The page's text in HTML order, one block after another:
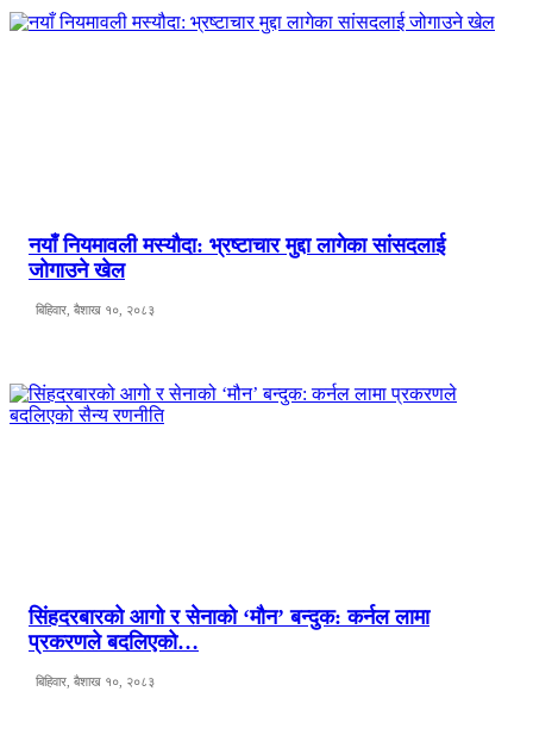
नयाँ नियमावली मस्यौदा: भ्रष्टाचार मुद्दा लागेका सांसदलाई
जोगाउने खेल
बिहिवार, बैशाख १०, २०८३
सिंहदरबारको आगो र सेनाको ‘मौन’ बन्दुक: कर्नल लामा
प्रकरणले बदलिएको…
बिहिवार, बैशाख १०, २०८३